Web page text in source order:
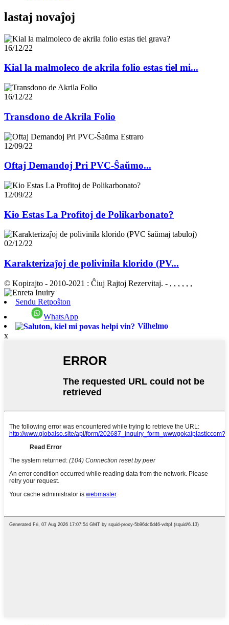
lastaj novaĵoj
16/12/22
Kial la malmoleco de akrila folio estas tiel mi...
16/12/22
Transdono de Akrila Folio
12/09/22
Oftaj Demandoj Pri PVC-Ŝaŭmo...
12/09/22
Kio Estas La Profitoj de Polikarbonato?
02/12/22
Karakterizaĵoj de polivinila klorido (PV...
© Kopirajto - 2010-2021 : Ĉiuj Rajtoj Rezervitaj. - , , , , , ,
Sendu Retpoŝton
WhatsApp
Vilhelmo
x